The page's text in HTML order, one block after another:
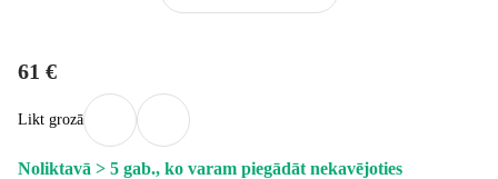
61 €
Likt grozā
Noliktavā > 5 gab., ko varam piegādāt nekavējoties